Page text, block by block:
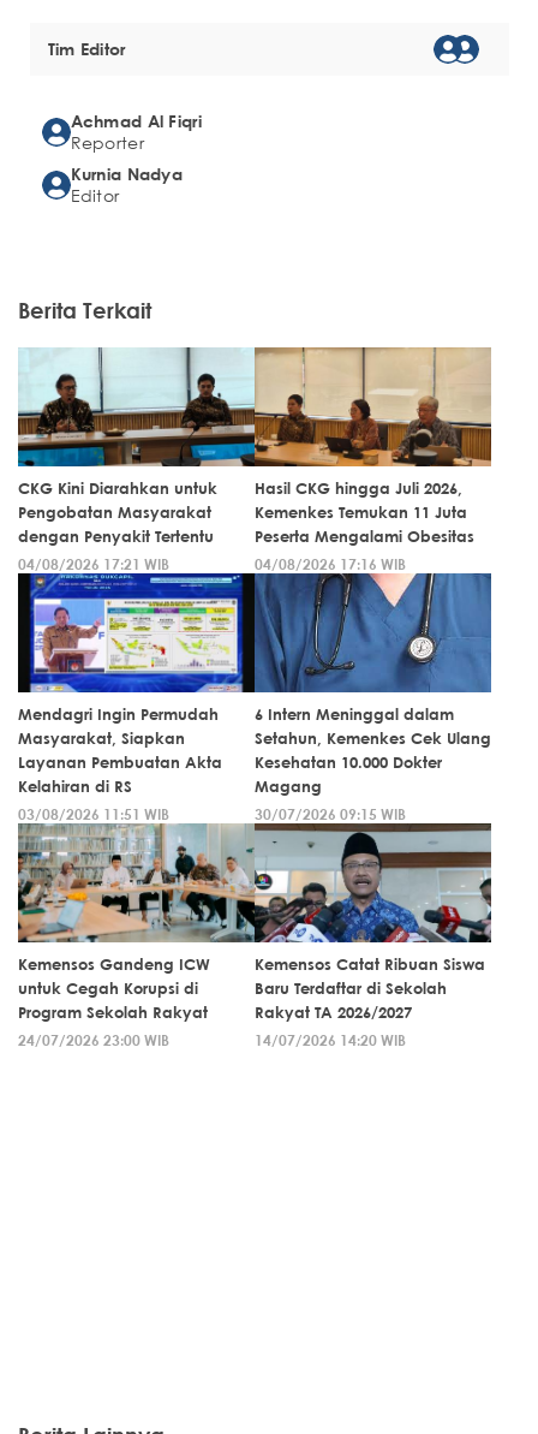
Tim Editor
Achmad Al Fiqri
Reporter
Kurnia Nadya
Editor
Berita Terkait
CKG Kini Diarahkan untuk
Pengobatan Masyarakat
dengan Penyakit Tertentu
04/08/2026 17:21 WIB
Hasil CKG hingga Juli 2026,
Kemenkes Temukan 11 Juta
Peserta Mengalami Obesitas
04/08/2026 17:16 WIB
Mendagri Ingin Permudah
Masyarakat, Siapkan
Layanan Pembuatan Akta
Kelahiran di RS
03/08/2026 11:51 WIB
6 Intern Meninggal dalam
Setahun, Kemenkes Cek Ulang
Kesehatan 10.000 Dokter
Magang
30/07/2026 09:15 WIB
Kemensos Gandeng ICW
untuk Cegah Korupsi di
Program Sekolah Rakyat
24/07/2026 23:00 WIB
Kemensos Catat Ribuan Siswa
Baru Terdaftar di Sekolah
Rakyat TA 2026/2027
14/07/2026 14:20 WIB